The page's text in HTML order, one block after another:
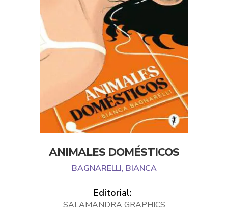
ANIMALES DOMÉSTICOS
BAGNARELLI, BIANCA
Editorial:
SALAMANDRA GRAPHICS